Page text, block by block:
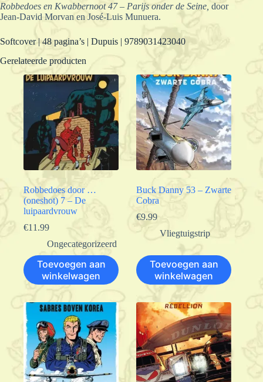
Robbedoes en Kwabbernoot 47 – Parijs onder de Seine, door
Jean-David Morvan en José-Luis Munuera.
Softcover | 48 pagina’s | Dupuis | 9789031423040
Gerelateerde producten
Robbedoes door …
(oneshot) 7 – De
luipaardvrouw
€11.99
Ongecategorizeerd
Toevoegen aan
winkelwagen
Buck Danny 53 – Zwarte
Cobra
€9.99
Vliegtuigstrip
Toevoegen aan
winkelwagen